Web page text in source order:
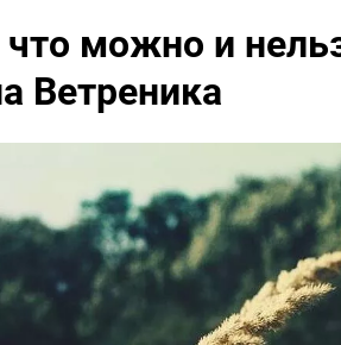
можно и
Ветреника